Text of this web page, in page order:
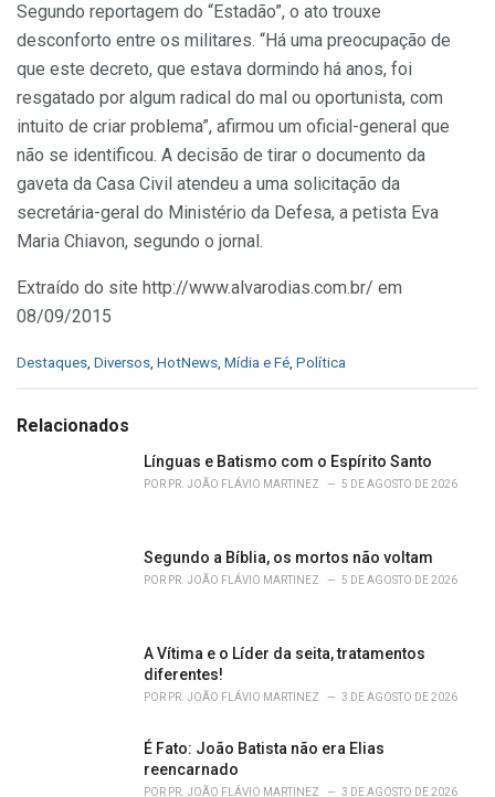
Segundo reportagem do “Estadão”, o ato trouxe
desconforto entre os militares. “Há uma preocupação de
que este decreto, que estava dormindo há anos, foi
resgatado por algum radical do mal ou oportunista, com
intuito de criar problema”, afirmou um oficial-general que
não se identificou. A decisão de tirar o documento da
gaveta da Casa Civil atendeu a uma solicitação da
secretária-geral do Ministério da Defesa, a petista Eva
Maria Chiavon, segundo o jornal.
Extraído do site http://www.alvarodias.com.br/ em
08/09/2015
C
e
Destaques, Diversos, HotNews, Mídia e Fé, Política
Relacionados
Línguas e Batismo com o Espírito Santo
POR PR. JOÃO FLÁVIO MARTINEZ 5 DE AGOSTO DE 2026
Segundo a Bíblia, os mortos não voltam
POR PR. JOÃO FLÁVIO MARTINEZ 5 DE AGOSTO DE 2026
A Vítima e o Líder da seita, tratamentos
diferentes!
POR PR. JOÃO FLÁVIO MARTINEZ 3 DE AGOSTO DE 2026
É Fato: João Batista não era Elias
reencarnado
POR PR. JOÃO FLÁVIO MARTINEZ 3 DE AGOSTO DE 2026